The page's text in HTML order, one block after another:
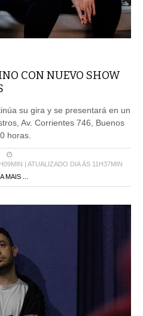
CON NUEVO SHOW
su gira y se presentará en un
Av. Corrientes 746, Buenos
horas.
| ATUALIZADO DIA ÀS 11H37MIN
MAIS ...